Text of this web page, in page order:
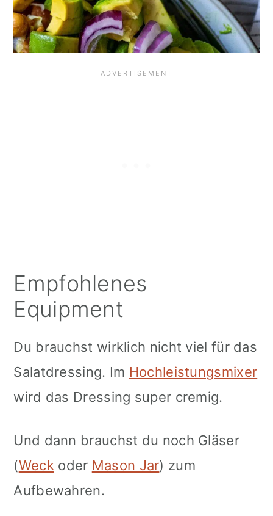
Empfohlenes
Equipment
Du brauchst wirklich nicht viel für das
Salatdressing. Im Hochleistungsmixer
wird das Dressing super cremig.
Und dann brauchst du noch Gläser
(Weckoder Mason Jar) zum
Aufbewahren.